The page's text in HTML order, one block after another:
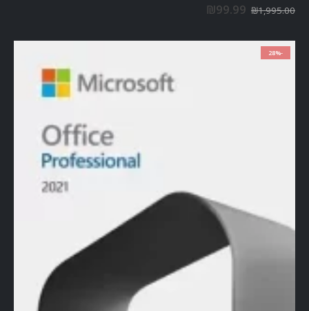
₪1,995.00
₪99.99
-28%